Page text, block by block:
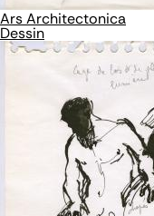
Ars Architectonica
Dessin